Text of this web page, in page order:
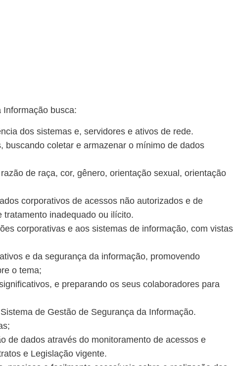
Informação busca:
dos sistemas e, servidores e ativos de rede.
coletar e armazenar o mínimo de dados
de raça, cor, gênero, orientação sexual, orientação
corporativos de acessos não autorizados e de
inadequado ou ilícito.
corporativas e aos sistemas de informação, com vistas
e da segurança da informação, promovendo
o tema;
e preparando os seus colaboradores para
de Gestão de Segurança da Informação.
de dados através do monitoramento de acessos e
e Legislação vigente.